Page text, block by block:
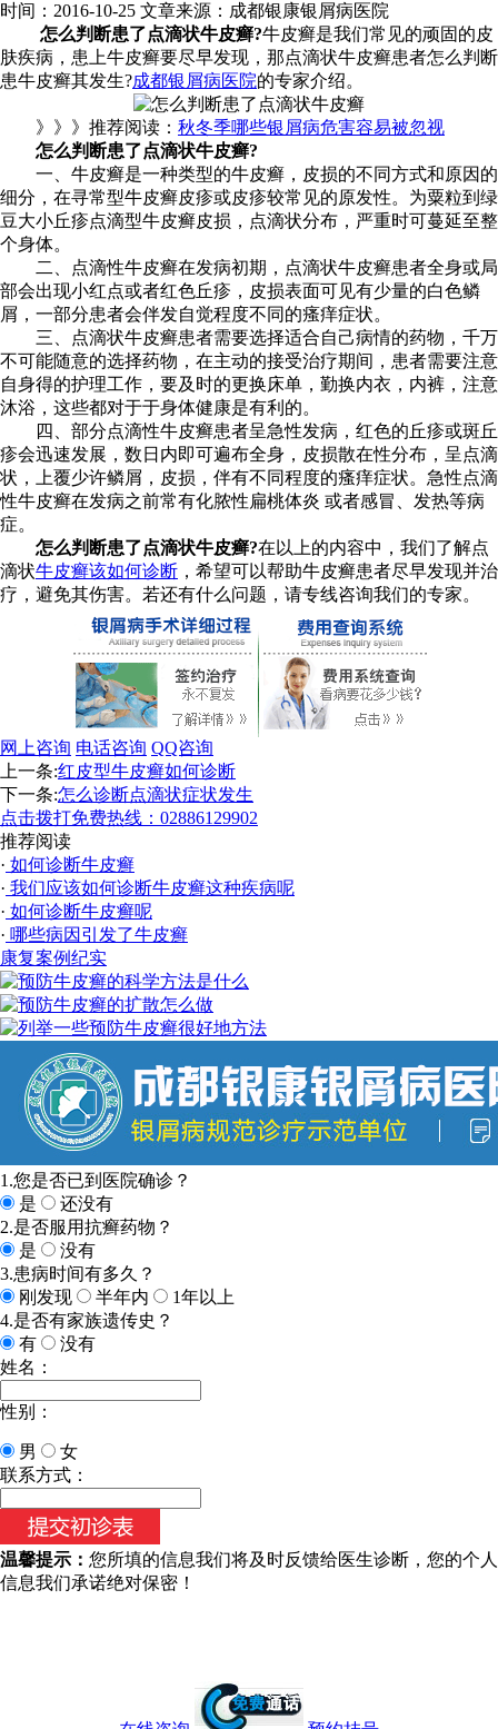
时间：2016-10-25 文章来源：成都银康银屑病医院
怎么判断患了点滴状牛皮癣?牛皮癣是我们常见的顽固的皮
肤疾病，患上牛皮癣要尽早发现，那点滴状牛皮癣患者怎么判断
患牛皮癣其发生?成都银屑病医院的专家介绍。
》》》推荐阅读： 秋冬季哪些银屑病危害容易被忽视
怎么判断患了点滴状牛皮癣?
一、牛皮癣是一种类型的牛皮癣，皮损的不同方式和原因的
细分，在寻常型牛皮癣皮疹或皮疹较常见的原发性。为粟粒到绿
豆大小丘疹点滴型牛皮癣皮损，点滴状分布，严重时可蔓延至整
个身体。
二、点滴性牛皮癣在发病初期，点滴状牛皮癣患者全身或局
部会出现小红点或者红色丘疹，皮损表面可见有少量的白色鳞
屑，一部分患者会伴发自觉程度不同的瘙痒症状。
三、点滴状牛皮癣患者需要选择适合自己病情的药物，千万
不可能随意的选择药物，在主动的接受治疗期间，患者需要注意
自身得的护理工作，要及时的更换床单，勤换内衣，内裤，注意
沐浴，这些都对于于身体健康是有利的。
四、部分点滴性牛皮癣患者呈急性发病，红色的丘疹或斑丘
疹会迅速发展，数日内即可遍布全身，皮损散在性分布，呈点滴
状，上覆少许鳞屑，皮损，伴有不同程度的瘙痒症状。急性点滴
性牛皮癣在发病之前常有化脓性扁桃体炎 或者感冒、发热等病
症。
怎么判断患了点滴状牛皮癣?在以上的内容中，我们了解点
滴状牛皮癣该如何诊断 ，希望可以帮助牛皮癣患者尽早发现并治
疗，避免其伤害。若还有什么问题，请专线咨询我们的专家。
网上咨询 电话咨询 QQ咨询
上一条:红皮型牛皮癣如何诊断
下一条:怎么诊断点滴状症状发生
点击拨打免费热线：02886129902
推荐阅读
· 如何诊断牛皮癣
· 我们应该如何诊断牛皮癣这种疾病呢
· 如何诊断牛皮癣呢
· 哪些病因引发了牛皮癣
康复案例纪实
1.您是否已到医院确诊？
是
还没有
2.是否服用抗癣药物？
是
没有
3.患病时间有多久？
刚发现
半年内
1年以上
4.是否有家族遗传史？
有
没有
姓名：
性别：
男
女
今天日期：
联系方式：
温馨提示： 您所填的信息我们将及时反馈给医生诊断，您的个人
信息我们承诺绝对保密！